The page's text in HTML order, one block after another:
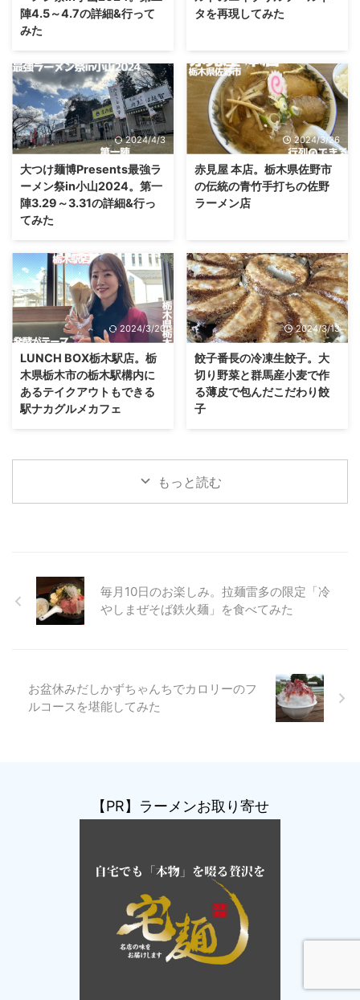
陣4.5～4.7の詳細&行って
みた
タを再現してみた
2024/4/3
大つけ麺博Presents最強ラ
ーメン祭in小山2024。第一
陣3.29～3.31の詳細&行っ
てみた
2024/3/26
赤見屋 本店。栃木県佐野市
の伝統の青竹手打ちの佐野
ラーメン店
2024/3/20
LUNCH BOX栃木駅店。栃
木県栃木市の栃木駅構内に
あるテイクアウトもできる
駅ナカグルメカフェ
2024/3/13
餃子番長の冷凍生餃子。大
切り野菜と群馬産小麦で作
る薄皮で包んだこだわり餃
子
もっと読む
毎月10日のお楽しみ。拉麺雷多の限定「冷
やしまぜそば鉄火麺」を食べてみた
お盆休みだしかずちゃんちでカロリーのフ
ルコースを堪能してみた
【PR】ラーメンお取り寄せ